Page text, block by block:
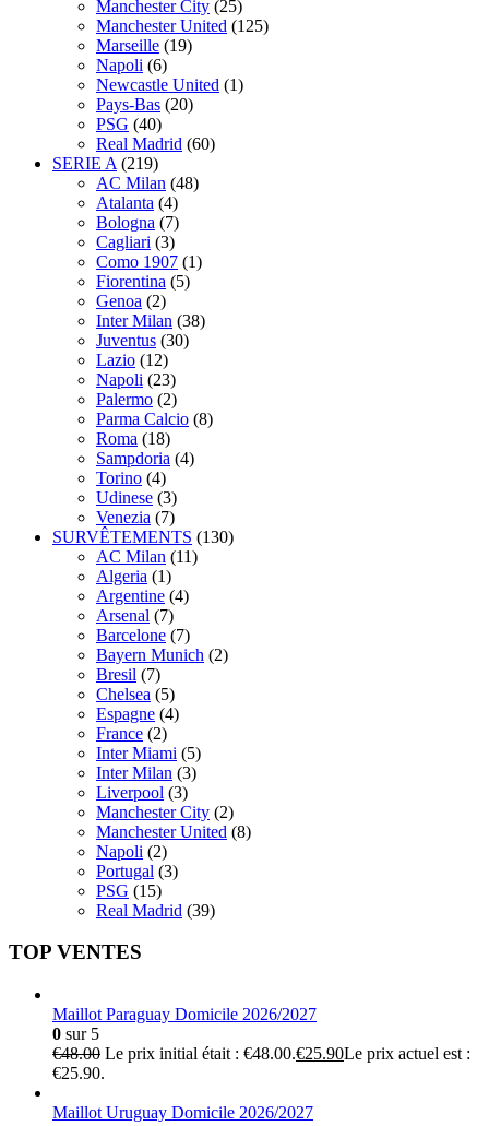
Manchester City (25)
Manchester United (125)
Marseille (19)
Napoli (6)
Newcastle United (1)
Pays-Bas (20)
PSG (40)
Real Madrid (60)
SERIE A (219)
AC Milan (48)
Atalanta (4)
Bologna (7)
Cagliari (3)
Como 1907 (1)
Fiorentina (5)
Genoa (2)
Inter Milan (38)
Juventus (30)
Lazio (12)
Napoli (23)
Palermo (2)
Parma Calcio (8)
Roma (18)
Sampdoria (4)
Torino (4)
Udinese (3)
Venezia (7)
SURVÊTEMENTS (130)
AC Milan (11)
Algeria (1)
Argentine (4)
Arsenal (7)
Barcelone (7)
Bayern Munich (2)
Bresil (7)
Chelsea (5)
Espagne (4)
France (2)
Inter Miami (5)
Inter Milan (3)
Liverpool (3)
Manchester City (2)
Manchester United (8)
Napoli (2)
Portugal (3)
PSG (15)
Real Madrid (39)
TOP VENTES
Maillot Paraguay Domicile 2026/2027
0 sur 5
€48.00 Le prix initial était : €48.00.€25.90Le prix actuel est :
€25.90.
Maillot Uruguay Domicile 2026/2027